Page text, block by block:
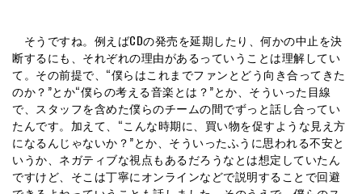
そうですね。例えばCDの発売を延期したり、何かの中止を決
断するにも、それぞれの理由があるっていうことは理解してい
て。その前提で、“僕らはこれまでファンとどう向き合ってきた
のか？”とか“僕らの考える音楽とは？”とか、そういった目線
で、スタッフを含めた僕らのチームの間でずっと話し合ってい
たんです。加えて、“こんな時期に、買い物を促すような見え方
になるんじゃないか？”とか、そういったふうに思われる不安と
いうか、ネガティブな視点もあるだろうなとは想定していたん
ですけど、そこは丁寧にオンラインなどで説明することで回避